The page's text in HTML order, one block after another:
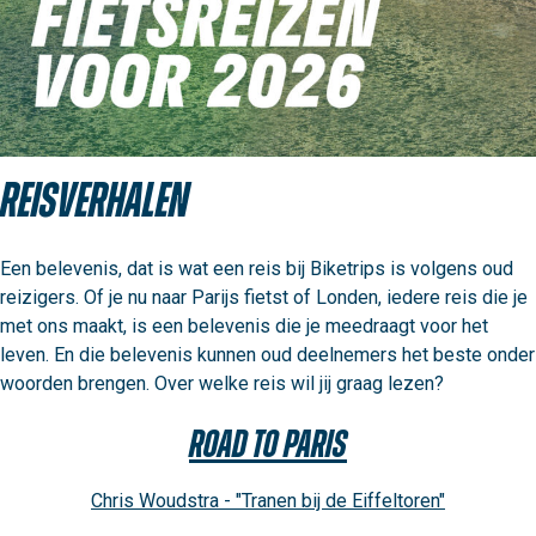
Reisverhalen
Een belevenis, dat is wat een reis bij Biketrips is volgens oud
reizigers. Of je nu naar Parijs fietst of Londen, iedere reis die je
met ons maakt, is een belevenis die je meedraagt voor het
leven. En die belevenis kunnen oud deelnemers het beste onder
woorden brengen. Over welke reis wil jij graag lezen?
Road to Paris
Chris Woudstra - "Tranen bij de Eiffeltoren"